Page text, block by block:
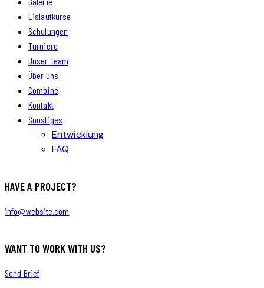
Eislaufkurse
Schulungen
Turniere
Unser Team
Über uns
Combine
Kontakt
Sonstiges
Entwicklung
FAQ
HAVE A PROJECT?
info@website.com
WANT TO WORK WITH US?
Send Brief